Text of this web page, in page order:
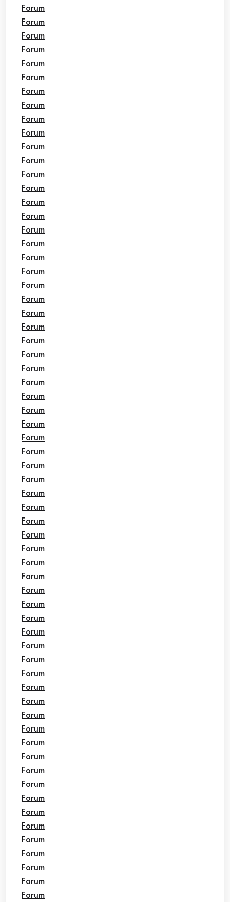
Forum
Forum
Forum
Forum
Forum
Forum
Forum
Forum
Forum
Forum
Forum
Forum
Forum
Forum
Forum
Forum
Forum
Forum
Forum
Forum
Forum
Forum
Forum
Forum
Forum
Forum
Forum
Forum
Forum
Forum
Forum
Forum
Forum
Forum
Forum
Forum
Forum
Forum
Forum
Forum
Forum
Forum
Forum
Forum
Forum
Forum
Forum
Forum
Forum
Forum
Forum
Forum
Forum
Forum
Forum
Forum
Forum
Forum
Forum
Forum
Forum
Forum
Forum
Forum
Forum